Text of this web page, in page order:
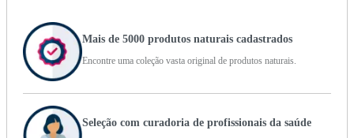
Mais de 5000 produtos naturais cadastrados
Encontre uma coleção vasta original de produtos naturais.
Seleção com curadoria de profissionais da saúde